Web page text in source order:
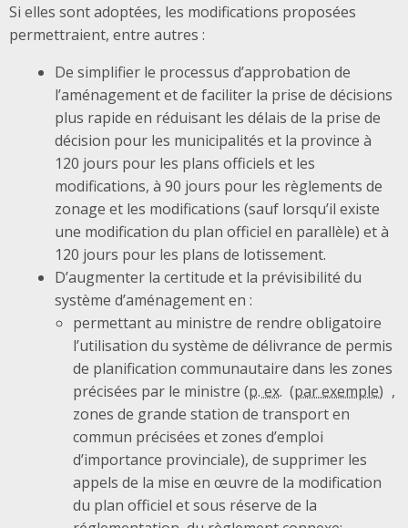
Si elles sont adoptées, les modifications proposées
permettraient, entre autres :
De simplifier le processus d’approbation de
l’aménagement et de faciliter la prise de décisions
plus rapide en réduisant les délais de la prise de
décision pour les municipalités et la province à
120 jours pour les plans officiels et les
modifications, à 90 jours pour les règlements de
zonage et les modifications (sauf lorsqu’il existe
une modification du plan officiel en parallèle) et à
120 jours pour les plans de lotissement.
D’augmenter la certitude et la prévisibilité du
système d’aménagement en :
permettant au ministre de rendre obligatoire
l’utilisation du système de délivrance de permis
de planification communautaire dans les zones
précisées par le ministre (p. ex.
,
zones de grande station de transport en
commun précisées et zones d’emploi
d’importance provinciale), de supprimer les
appels de la mise en œuvre de la modification
du plan officiel et sous réserve de la